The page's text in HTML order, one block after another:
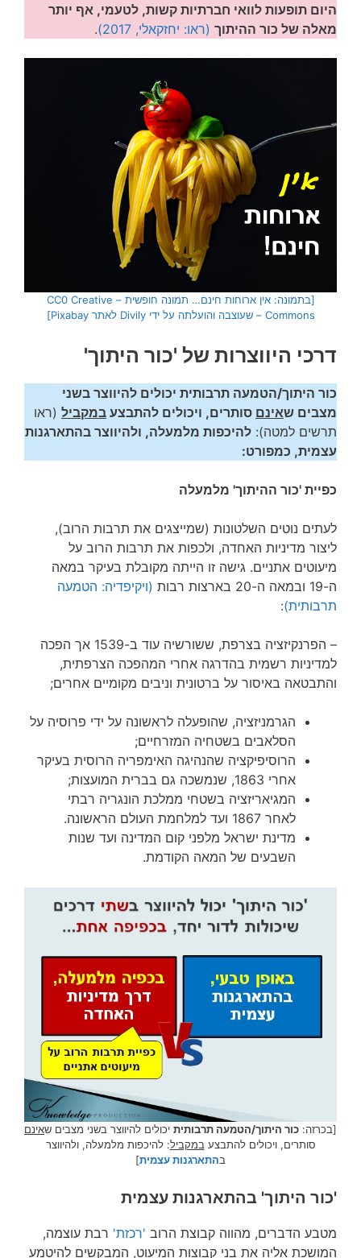
היום תופעות לוואי חברתיות קשות, לטעמי, אף יותר
מאלה של כור ההיתוך (ראו: יחזקאלי, 2017) .
[בתמונה: אין ארוחות חינם… תמונה חופשית – CC0 Creative
Commons – שעוצבה והועלתה על ידי Divily לאתר Pixabay]
דרכי היווצרות של 'כור היתוך'
כור היתוך/הטמעה תרבותית יכולים להיווצר בשני
מצבים שאינם סותרים, ויכולים להתבצע במקביל (ראו
תרשים למטה): להיכפות מלמעלה, ולהיווצר בהתארגנות
עצמית, כמפורט:
כפיית 'כור ההיתוך' מלמעלה
לעתים נוטים השלטונות (שמייצגים את תרבות הרוב),
ליצור מדיניות האחדה, ולכפות את תרבות הרוב על
מיעוטים אתניים. גישה זו הייתה מקובלת בעיקר במאה
ה-19 ובמאה ה-20 בארצות רבות
(ויקיפדיה: הטמעה
תרבותית):
– הפרנקיזציה בצרפת, ששורשיה עוד ב-1539 אך הפכה
למדיניות רשמית בהדרגה אחרי המהפכה הצרפתית,
והתבטאה באיסור על ברטונית וניבים מקומיים אחרים;
הגרמניזציה, שהופעלה לראשונה על ידי פרוסיה על
הסלאבים בשטחיה המזרחיים;
הרוסיפיקציה שהנהיגה האימפריה הרוסית בעיקר
אחרי 1863, שנמשכה גם בברית המועצות;
המגיאריזציה בשטחי ממלכת הונגריה רבתי
לאחר 1867 ועד למלחמת העולם הראשונה.
מדינת ישראל מלפני קום המדינה ועד שנות
השבעים של המאה הקודמת.
[בכרזה: כור היתוך/הטמעה תרבותית יכולים להיווצר בשני מצבים שאינם
סותרים, ויכולים להתבצע במקביל: להיכפות מלמעלה, ולהיווצר
בהתארגנות עצמית]
'כור היתוך' בהתארגנות עצמית
מטבע הדברים, מהווה קבוצת הרוב 'רכזת' רבת עוצמה,
המושכת אליה את בני קבוצות המיעוט, המבקשים להיטמע